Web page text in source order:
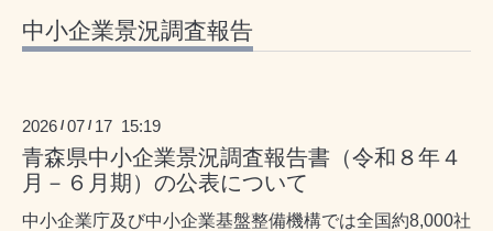
中小企業景況調査報告
2026 /07 / 17 15:19
青森県中小企業景況調査報告書（令和８年４
月－６月期）の公表について
中小企業庁及び中小企業基盤整備機構では全国約8,000社